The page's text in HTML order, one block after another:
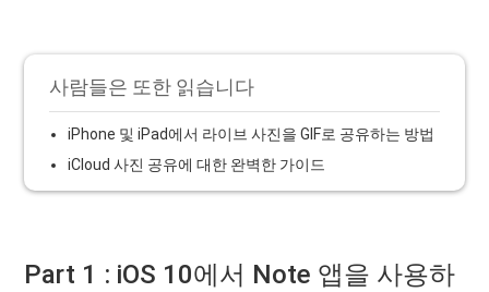
사람들은 또한 읽습니다
iPhone 및 iPad에서 라이브 사진을 GIF로 공유하는 방법
iCloud 사진 공유에 대한 완벽한 가이드
Part 1 : iOS 10에서 Note 앱을 사용하